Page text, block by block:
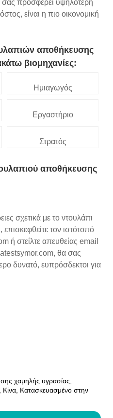
προσφέρει υψηλότερη
είναι η πιο οικονομική
αποθήκευσης
βιομηχανίες:
Ημιαγωγός
Εργαστήριο
Στρατός
αποθήκευσης
σχετικά με το ντουλάπι
τον ιστότοπό
ή στείλτε απευθείας email
θα σας
δυνατό, ευπρόσδεκτοι για
χαμηλής υγρασίας,
Κατασκευασμένο στην